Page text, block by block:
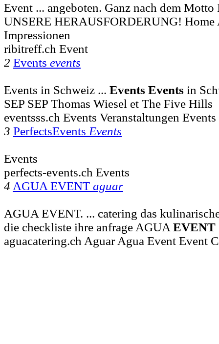
Event ... angeboten. Ganz nach dem
UNSERE HERAUSFORDERUNG! Home
Impressionen
ribitreff.ch Event
2 Events events
Events in Schweiz ... Events Events in
SEP SEP Thomas Wiesel et The Five Hills
eventsss.ch Events Veranstaltungen Events
3 PerfectsEvents Events
Events
perfects-events.ch Events
4 AGUA EVENT aguar
AGUA EVENT. ... catering das
die checkliste ihre anfrage AGUA EVENT
aguacatering.ch Aguar Agua Event Event